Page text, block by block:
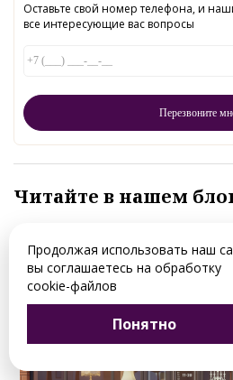
Оставьте свой номер телефона, и
все интересующие вас вопросы
Читайте в нашем
Продолжая использовать наш
вы соглашаетесь на обработку
cookie-файлов
Понятно